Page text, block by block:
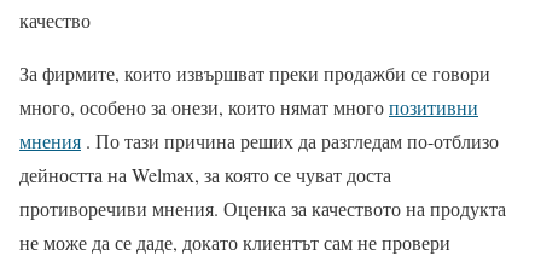
качество
За фирмите, които извършват преки продажби се говори
много, особено за онези, които нямат многопозитивни
мнения . По тази причина реших да разгледам по-отблизо
дейността на Welmax, за която се чуват доста
противоречиви мнения. Оценка за качеството на продукта
не може да се даде, докато клиентът сам не провери